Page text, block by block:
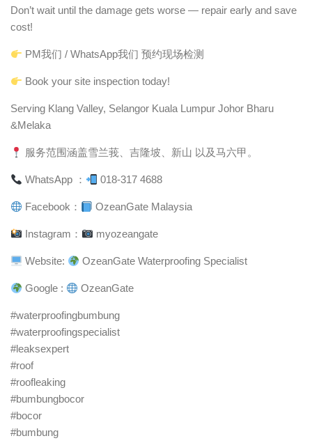
Don’t wait until the damage gets worse — repair early and save
cost!
PM我们 / WhatsApp我们 预约现场检测
Book your site inspection today!
Serving Klang Valley, Selangor Kuala Lumpur Johor Bharu
&Melaka
服务范围涵盖雪兰莪、吉隆坡、新山 以及马六甲。
WhatsApp ： 018-317 4688
Facebook： OzeanGate Malaysia
Instagram： myozeangate
Website: OzeanGate Waterproofing Specialist
Google : OzeanGate
#waterproofingbumbung
#waterproofingspecialist
#leaksexpert
#roof
#roofleaking
#bumbungbocor
#bocor
#bumbung